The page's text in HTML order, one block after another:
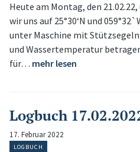
Heute am Montag, den
wir uns auf 25°30‘N und
unter Maschine mit Stützsegeln
und Wassertemperatur
für… mehr lesen
Logbuch
17. Februar 2022
LOGBUCH